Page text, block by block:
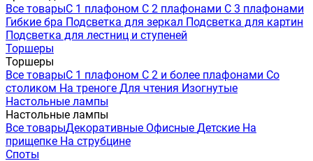
Все товарыС 1 плафоном С 2 плафонами С 3 плафонами
Гибкие бра Подсветка для зеркал Подсветка для картин
Подсветка для лестниц и ступеней
Торшеры
Торшеры
Все товарыС 1 плафоном С 2 и более плафонами Со
столиком На треноге Для чтения Изогнутые
Настольные лампы
Настольные лампы
Все товарыДекоративные Офисные Детские На
прищепке На струбцине
Споты